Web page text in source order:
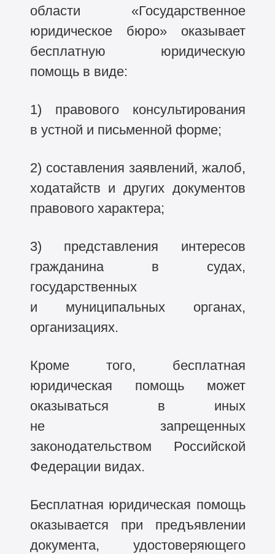
области «Государственное
юридическое бюро» оказывает
бесплатную юридическую
помощь в виде:
1) правового консультирования
в устной и письменной форме;
2) составления заявлений, жалоб,
ходатайств и других документов
правового характера;
3) представления интересов
гражданина в судах,
государственных
и муниципальных органах,
организациях.
Кроме того, бесплатная
юридическая помощь может
оказываться в иных
не запрещенных
законодательством Российской
Федерации видах.
Бесплатная юридическая помощь
оказывается при предъявлении
документа, удостоверяющего